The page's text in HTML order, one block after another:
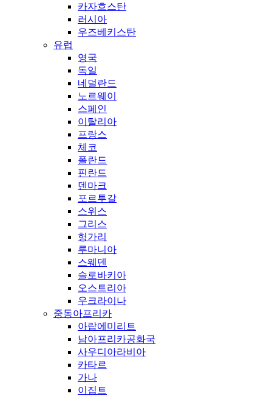
카자흐스탄
러시아
우즈베키스탄
유럽
영국
독일
네덜란드
노르웨이
스페인
이탈리아
프랑스
체코
폴란드
핀란드
덴마크
포르투갈
스위스
그리스
헝가리
루마니아
스웨덴
슬로바키아
오스트리아
우크라이나
중동아프리카
아랍에미리트
남아프리카공화국
사우디아라비아
카타르
가나
이집트